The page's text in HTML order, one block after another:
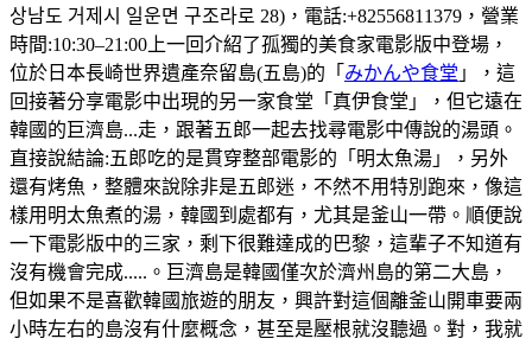
상남도 거제시 일운면 구조라로 28)，電話:+82556811379，營業
時間:10:30–21:00上一回介紹了孤獨的美食家電影版中登場，
位於日本長崎世界遺產奈留島(五島)的「 みかんや食堂 」，這
回接著分享電影中出現的另一家食堂「真伊食堂」，但它遠在
韓國的巨濟島...走，跟著五郎一起去找尋電影中傳說的湯頭。
直接說結論:五郎吃的是貫穿整部電影的「明太魚湯」，另外
還有烤魚，整體來說除非是五郎迷，不然不用特別跑來，像這
樣用明太魚煮的湯，韓國到處都有，尤其是釜山一帶。順便說
一下電影版中的三家，剩下很難達成的巴黎，這輩子不知道有
沒有機會完成.....。巨濟島是韓國僅次於濟州島的第二大島，
但如果不是喜歡韓國旅遊的朋友，興許對這個離釜山開車要兩
小時左右的島沒有什麼概念，甚至是壓根就沒聽過。對，我就